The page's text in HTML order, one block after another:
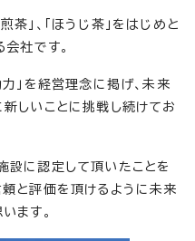
」、「ほうじ茶」をはじめと
社です。
力」を経営理念に掲げ、未来
しいことに挑戦し続けてお
設に認定して頂いたことを
と評価を頂けるように未来
ます。